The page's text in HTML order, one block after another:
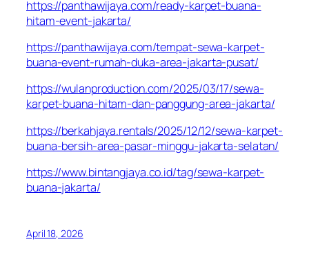
https://panthawijaya.com/ready-karpet-buana-
hitam-event-jakarta/
https://panthawijaya.com/tempat-sewa-karpet-
buana-event-rumah-duka-area-jakarta-pusat/
https://wulanproduction.com/2025/03/17/sewa-
karpet-buana-hitam-dan-panggung-area-jakarta/
https://berkahjaya.rentals/2025/12/12/sewa-karpet-
buana-bersih-area-pasar-minggu-jakarta-selatan/
https://www.bintangjaya.co.id/tag/sewa-karpet-
buana-jakarta/
April 18, 2026